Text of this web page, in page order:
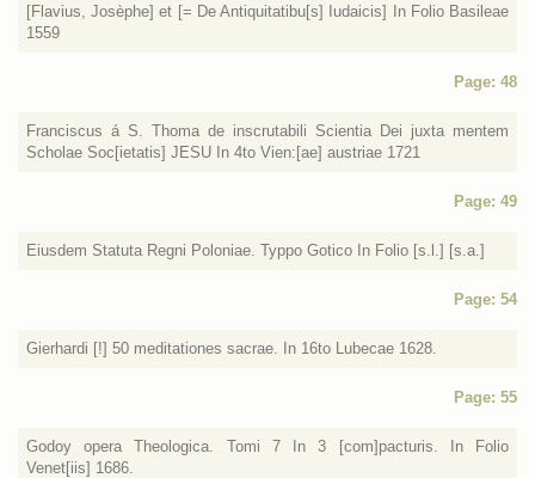
[Flavius, Josèphe] et [= De Antiquitatibu[s] Iudaicis] In Folio Basileae
1559
Page: 48
Franciscus á S. Thoma de inscrutabili Scientia Dei juxta mentem
Scholae Soc[ietatis] JESU In 4to Vien:[ae] austriae 1721
Page: 49
Eiusdem Statuta Regni Poloniae. Typpo Gotico In Folio [s.l.] [s.a.]
Page: 54
Gierhardi [!] 50 meditationes sacrae. In 16to Lubecae 1628.
Page: 55
Godoy opera Theologica. Tomi 7 In 3 [com]pacturis. In Folio
Venet[iis] 1686.